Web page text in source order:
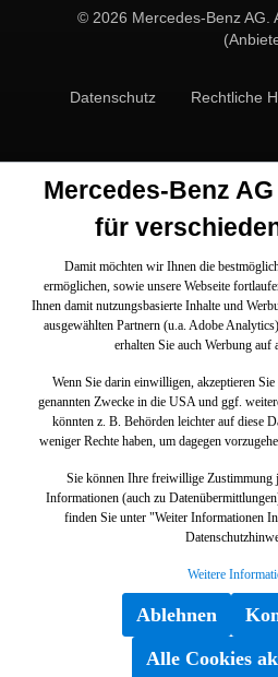
© 2026 Mercedes-Benz AG.
Datenschutz Rechtliche
Mercedes-Benz
für
Damit möchten wir Ihnen die
ermöglichen, sowie unsere Webseite
Ihnen damit nutzungsbasierte Inhalte und
ausgewählten Partnern (u.a. Adobe
erhalten Sie auch Werbung auf
Wenn Sie darin einwilligen, akzeptieren
genannten Zwecke in die USA und ggf.
könnten z. B. Behörden leichter auf diese
weniger Rechte haben, um dagegen
Sie können Ihre freiwillige Zustimmung
Informationen (auch zu
finden Sie unter "Weiter Informationen
Weitere
Ablehnen
Alle Cookies